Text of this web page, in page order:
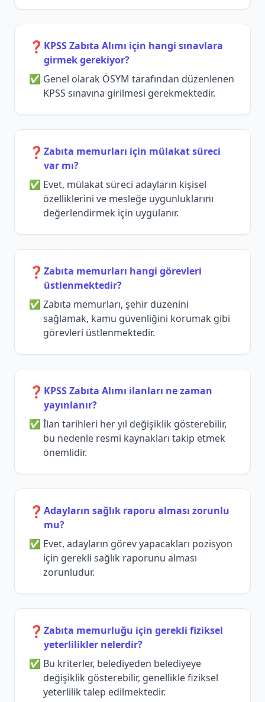
❓ KPSS Zabıta Alımı için hangi sınavlara
girmek gerekiyor?
Genel olarak ÖSYM tarafından düzenlenen
KPSS sınavına girilmesi gerekmektedir.
❓ Zabıta memurları için mülakat süreci
var mı?
Evet, mülakat süreci adayların kişisel
özelliklerini ve mesleğe uygunluklarını
değerlendirmek için uygulanır.
❓ Zabıta memurları hangi görevleri
üstlenmektedir?
Zabıta memurları, şehir düzenini
sağlamak, kamu güvenliğini korumak gibi
görevleri üstlenmektedir.
❓ KPSS Zabıta Alımı ilanları ne zaman
yayınlanır?
İlan tarihleri her yıl değişiklik gösterebilir,
bu nedenle resmi kaynakları takip etmek
önemlidir.
❓ Adayların sağlık raporu alması zorunlu
mu?
Evet, adayların görev yapacakları pozisyon
için gerekli sağlık raporunu alması
zorunludur.
❓ Zabıta memurluğu için gerekli fiziksel
yeterlilikler nelerdir?
Bu kriterler, belediyeden belediyeye
değişiklik gösterebilir, genellikle fiziksel
yeterlilik talep edilmektedir.